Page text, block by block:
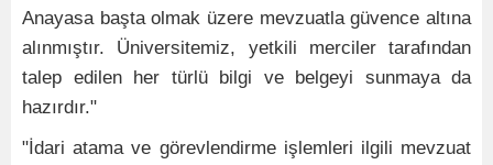
Anayasa başta olmak üzere mevzuatla güvence altına
alınmıştır. Üniversitemiz, yetkili merciler tarafından
talep edilen her türlü bilgi ve belgeyi sunmaya da
hazırdır."
"İdari atama ve görevlendirme işlemleri ilgili mevzuat